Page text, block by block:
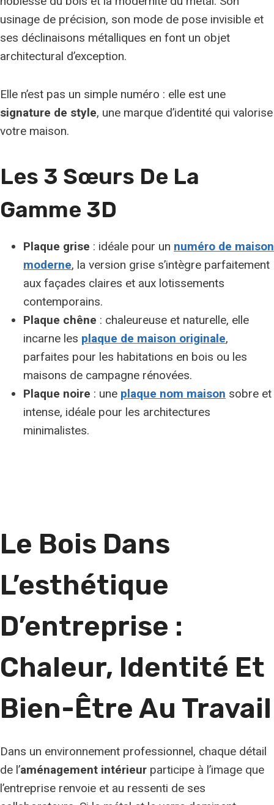
usinage de précision, son mode de pose invisible et
ses déclinaisons métalliques en font un objet
architectural d’exception.
Elle n’est pas un simple numéro : elle est une
signature de style, une marque d’identité qui valorise
votre maison.
Les 3 Sœurs De La
Gamme 3D
Plaque grise : idéale pour un numéro de maison
moderne, la version grise s’intègre parfaitement
aux façades claires et aux lotissements
contemporains.
Plaque chêne : chaleureuse et naturelle, elle
incarne les plaque de maison originale,
parfaites pour les habitations en bois ou les
maisons de campagne rénovées.
Plaque noire : une plaque nom maison sobre et
intense, idéale pour les architectures
minimalistes.
Le Bois Dans
L’esthétique
D’entreprise :
Chaleur, Identité Et
Bien-Être Au Travail
Dans un environnement professionnel, chaque détail
de l’aménagement intérieur participe à l’image que
l’entreprise renvoie et au ressenti de ses